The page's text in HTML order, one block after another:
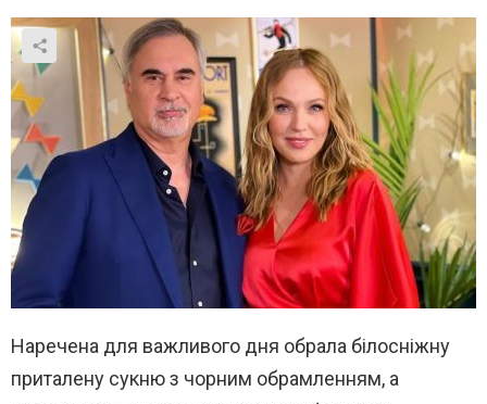
Наречена для важливого дня обрала білосніжну
приталену сукню з чорним обрамленням, а